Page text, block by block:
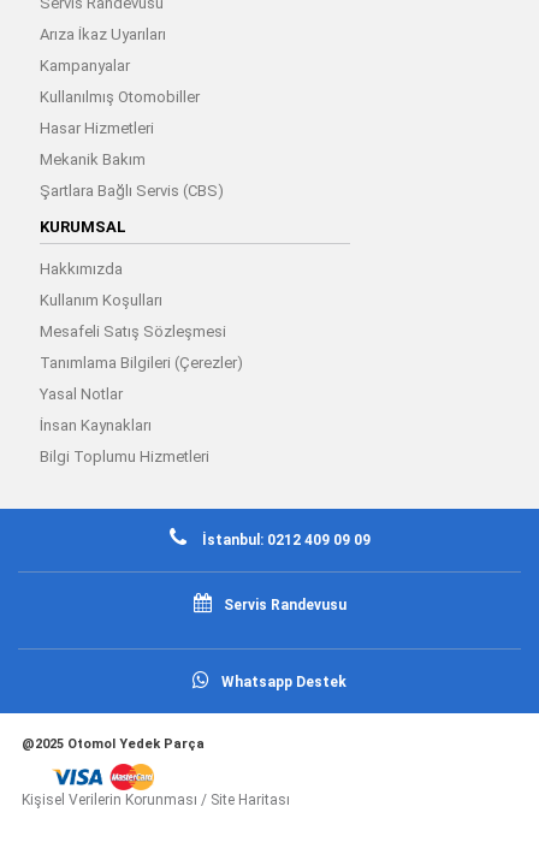
Arıza İkaz Uyarıları
Kampanyalar
Kullanılmış Otomobiller
Hasar Hizmetleri
Mekanik Bakım
Şartlara Bağlı Servis (CBS)
KURUMSAL
Hakkımızda
Kullanım Koşulları
Mesafeli Satış Sözleşmesi
Tanımlama Bilgileri (Çerezler)
Yasal Notlar
İnsan Kaynakları
Bilgi Toplumu Hizmetleri
İstanbul: 0212 409 09 09
Servis Randevusu
Whatsapp Destek
@2025 Otomol Yedek Parça
Kişisel Verilerin Korunması / Site Haritası